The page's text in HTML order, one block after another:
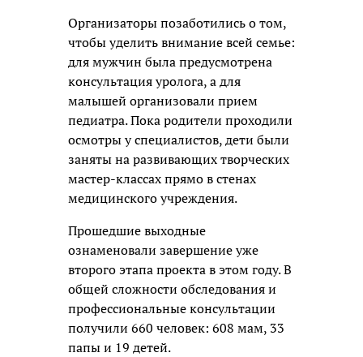
Организаторы позаботились о том,
чтобы уделить внимание всей семье:
для мужчин была предусмотрена
консультация уролога, а для
малышей организовали прием
педиатра. Пока родители проходили
осмотры у специалистов, дети были
заняты на развивающих творческих
мастер-классах прямо в стенах
медицинского учреждения.
Прошедшие выходные
ознаменовали завершение уже
второго этапа проекта в этом году. В
общей сложности обследования и
профессиональные консультации
получили 660 человек: 608 мам, 33
папы и 19 детей.